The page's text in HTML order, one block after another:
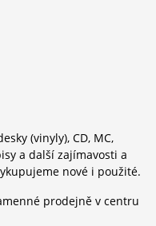
(vinyly), CD, MC,
a další zajímavosti a
nové i použité.
prodejně v centru